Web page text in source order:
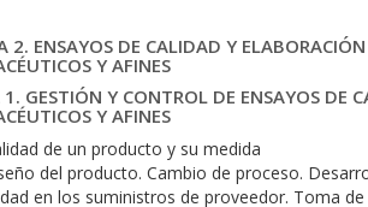
ENSAYOS DE CALIDAD Y
Y AFINES
GESTIÓN Y CONTROL DE ENSAYOS DE
Y AFINES
de un producto y su medida
del producto. Cambio de proceso.
en los suministros de proveedor. Toma